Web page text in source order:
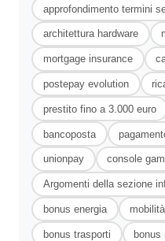
approfondimento termini
architettura hardware
mortgage insurance
postepay evolution
prestito fino a 3.000 euro
bancoposta
unionpay console
Argomenti della sezione
bonus energia mobilità
bonus trasporti bonus